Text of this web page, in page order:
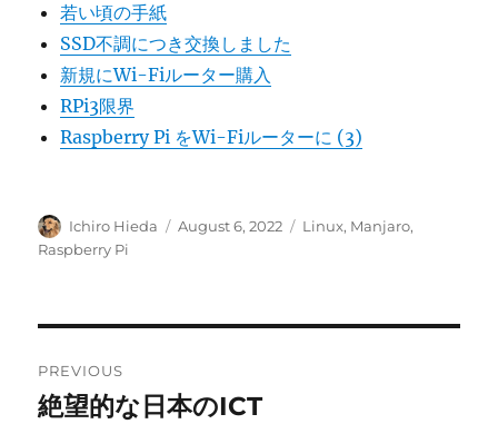
若い頃の手紙
SSD不調につき交換しました
新規にWi-Fiルーター購入
RPi3限界
Raspberry Pi をWi-Fiルーターに (3)
Author
Ichiro Hieda
Posted
August 6, 2022 Categories
Linux, Manjaro,
Raspberry Pi
navigation
PREVIOUS
Previous
絶望的な日本のICT